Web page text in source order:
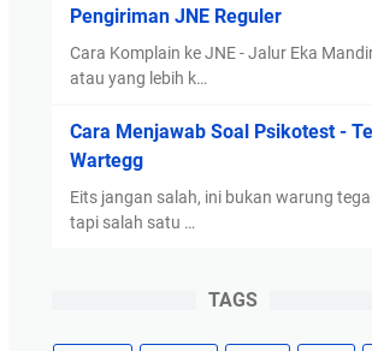
Pengiriman JNE Reguler
Cara Komplain ke JNE - Jalur Eka
atau yang lebih k…
Cara Menjawab Soal Psikotest -
Wartegg
Eits jangan salah, ini bukan warung
tapi salah satu …
TAGS